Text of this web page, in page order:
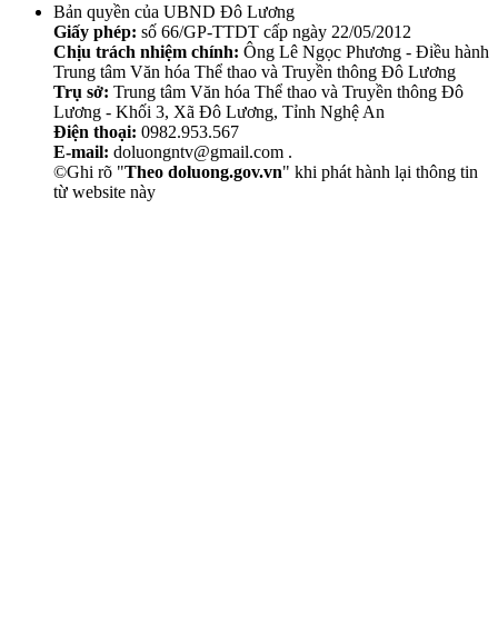
Bản quyền của UBND Đô Lương
Giấy phép: số 66/GP-TTDT cấp ngày 22/05/2012
Chịu trách nhiệm chính: Ông Lê Ngọc Phương - Điều hành
Trung tâm Văn hóa Thể thao và Truyền thông Đô Lương
Trụ sở: Trung tâm Văn hóa Thể thao và Truyền thông Đô
Lương - Khối 3, Xã Đô Lương, Tỉnh Nghệ An
Điện thoại: 0982.953.567
E-mail: doluongntv@gmail.com .
©Ghi rõ "Theo doluong.gov.vn" khi phát hành lại thông tin
từ website này